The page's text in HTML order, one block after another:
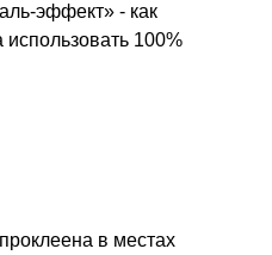
эффект» - как
100%
в местах